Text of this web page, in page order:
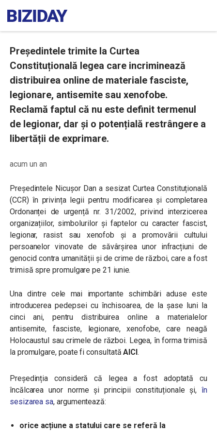
Președintele trimite la Curtea
Constituțională legea care incriminează
distribuirea online de materiale fasciste,
legionare, antisemite sau xenofobe.
Reclamă faptul că nu este definit termenul
de legionar, dar și o potențială restrângere a
libertății de exprimare.
acum un an
Președintele Nicușor Dan a sesizat Curtea Constituțională
(CCR) în privința legii pentru modificarea și completarea
Ordonanței de urgență nr. 31/2002, privind interzicerea
organizațiilor, simbolurilor și faptelor cu caracter fascist,
legionar, rasist sau xenofob și a promovării cultului
persoanelor vinovate de săvârșirea unor infracțiuni de
genocid contra umanității și de crime de război, care a fost
trimisă spre promulgare pe 21 iunie.
Una dintre cele mai importante schimbări aduse este
introducerea pedepsei cu închisoarea, de la șase luni la
cinci ani, pentru distribuirea online a materialelor
antisemite, fasciste, legionare, xenofobe, care neagă
Holocaustul sau crimele de război. Legea, în forma trimisă
la promulgare, poate fi consultatăAICI.
Președinția consideră că legea a fost adoptată cu
încălcarea unor norme și principii constituționale și,în
sesizarea sa, argumentează:
orice acțiune a statului care se referă la